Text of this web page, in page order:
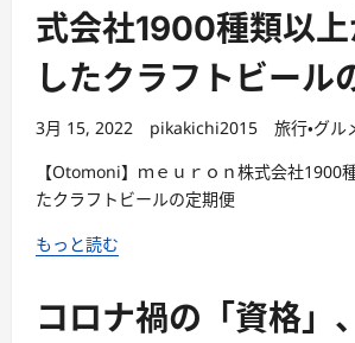
式会社1900種類以
したクラフトビール
3月 15, 2022 pikakichi2015
旅行・グル
【Otomoni】ｍｅｕｒｏｎ株式会社1900
たクラフトビールの定期便
もっと読む
コロナ禍の「資格」